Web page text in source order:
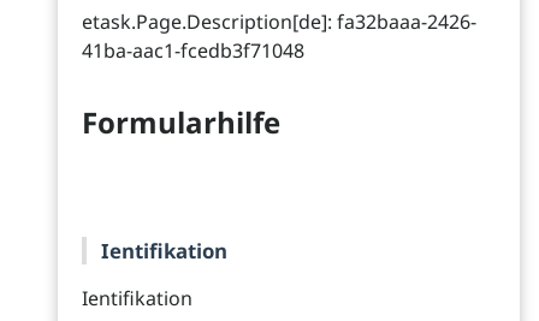
etask.Page.Description[de]: fa32baaa-2426-
41ba-aac1-fcedb3f71048
Formularhilfe
Ientifikation
Ientifikation